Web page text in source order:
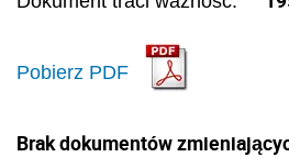
Pobierz PDF
Brak dokumentów